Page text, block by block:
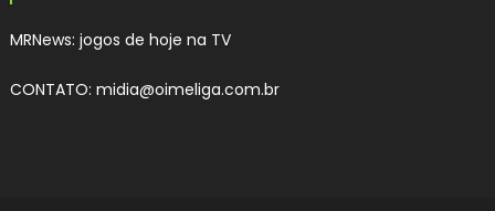
MRNews: jogos de hoje na TV
CONTATO: midia@oimeliga.com.br